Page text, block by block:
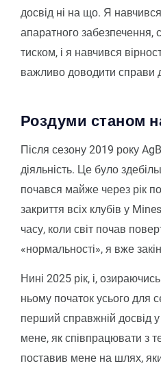
досвід ні на що. Я
апаратного забезпечення,
тиском, і я навчився
важливо доводити справи
Роздуми станом
Після сезону 2019 року
діяльність. Це було
почався майже через рік
закриття всіх клубів у
часу, коли світ почав
«нормальності», я вже
Нині 2025 рік, і,
ньому початок усього для
перший справжній досвід у
мене, як співпрацювати з
поставив мене на шлях,